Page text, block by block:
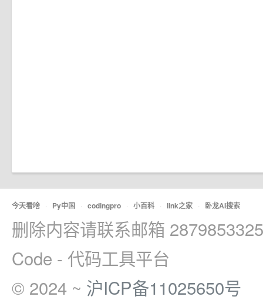
今天看啥 · Py中国 · codingpro · 小百科 · link之家 · 卧龙AI搜索
删除内容请联系邮箱
Code - 代码工具平台
© 2024 ~ 沪ICP备11025650号